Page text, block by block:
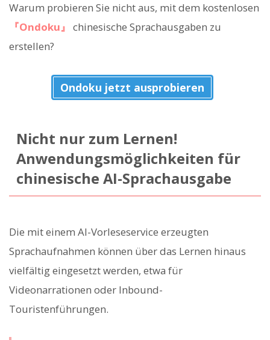
Warum probieren Sie nicht aus, mit dem kostenlosen
『Ondoku』 chinesische Sprachausgaben zu
erstellen?
Ondoku jetzt ausprobieren
Nicht nur zum Lernen!
Anwendungsmöglichkeiten für
chinesische AI-Sprachausgabe
Die mit einem AI-Vorleseservice erzeugten
Sprachaufnahmen können über das Lernen hinaus
vielfältig eingesetzt werden, etwa für
Videonarrationen oder Inbound-
Touristenführungen.